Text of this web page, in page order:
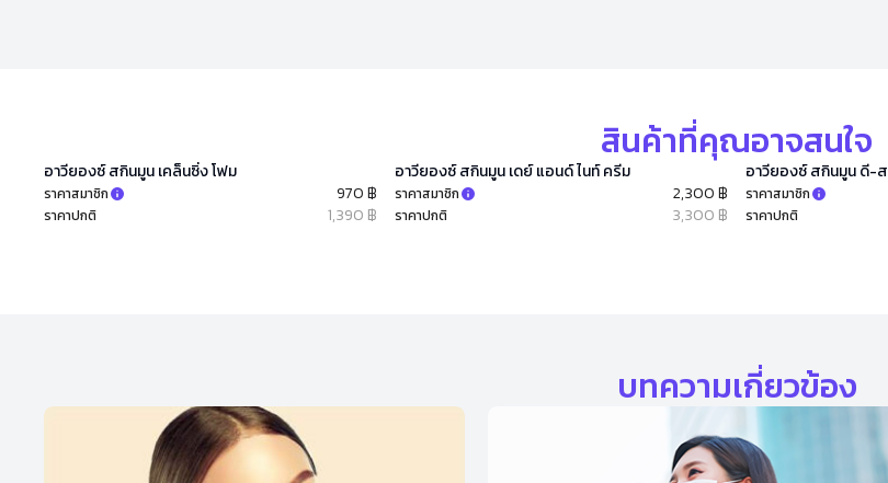
สินค้าที่คุณอาจสนใจ
อาวียองซ์ สกินมูน เคล็นซิ่ง โฟม
ราคาสมาชิก 970 ฿
ราคาปกติ 1,390 ฿
อาวียองซ์ สกินมูน เดย์ แอนด์ ไนท์ ครีม
ราคาสมาชิก 2,300 ฿
ราคาปกติ 3,300 ฿
อาวียองซ์ สกินมูน ดี-ส
ราคาสมาชิก
ราคาปกติ
บทความเกี่ยวข้อง